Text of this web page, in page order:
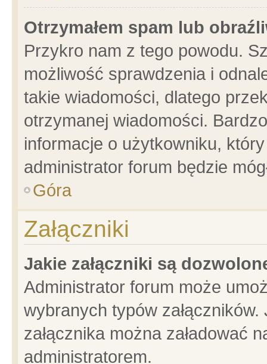
Otrzymałem spam lub
Przykro nam z tego powodu.
możliwość sprawdzenia i
takie wiadomości, dlatego
otrzymanej wiadomości.
informacje o użytkowniku,
administrator forum będzie
Góra
Załączniki
Jakie załączniki są
Administrator forum może
wybranych typów
załącznika można załadować
administratorem.